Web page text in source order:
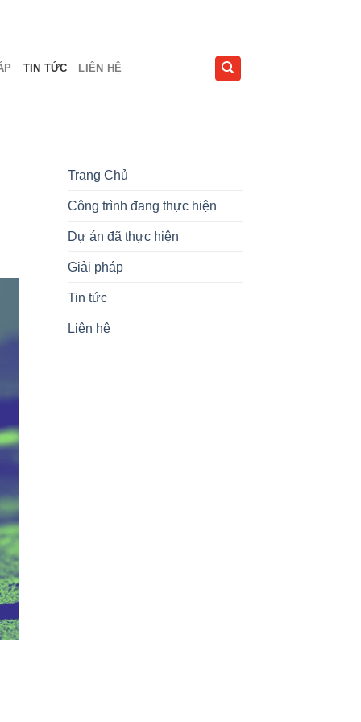
TIN TỨC LIÊN HỆ
Trang Chủ
Công trình đang thực hiện
Dự án đã thực hiện
Giải pháp
Tin tức
Liên hệ